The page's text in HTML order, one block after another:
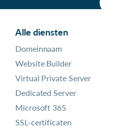
Alle diensten
Domeinnaam
Website Builder
Virtual Private Server
Dedicated Server
Microsoft 365
SSL-certificaten